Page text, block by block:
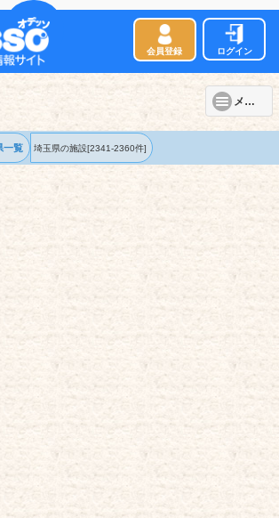
会員登録 ログイン
メニュー
一覧 埼玉県の施設[2341-2360件]